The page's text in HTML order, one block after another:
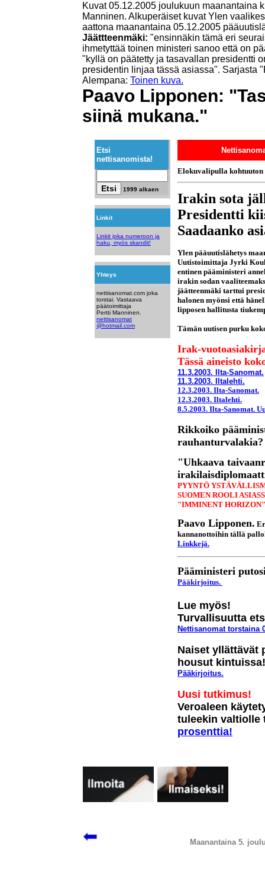
Kuvat 05.12.2005 joulukuun maanantaina
Manninen. Alkuperäiset kuvat Ylen
aattona maanantaina 05.12.2005
Jäättteenmäki: "ensinnäkin tämä eri
ihmetyttää toinen ministeri sanoo että on
"kyllä on päätetty ja tasavallan presidentti
presidentin linjaa tässä asiassa". Sarjasta
Alempana: Toinen kuva.
Paavo Lipponen:
siinä mukana."
Etsi
nettisanomista!
1999 alkaen
Linkit
Linkit joka numeroon ja
haku, myös skandit!
Yhteys
nettisanomat.com joka
torstai. Vastaava
päätoimittaja
Pertti Manninen.
nettisanomat
@hotmail.com
Elokuvalipulla
Irakin sota
Presidentti
Saadaanko
Ylen pääuutislähetys
Uutistoimittaja Jyrki
entinen pääministeri
irakin sodan
jäätteenmäki tarttui
halonen myönsi että
lipposen hallitusta
Tämän uutisen purku
Irak-
Tässä aineisto
11.3.2003. Ilta-Sanomat.
11.3.2003. Iltalehti.
12.3.2003. Ilta-Sanomat.
12.3.2003. Iltalehti.
8.5.2003. Ilta-Sanomat.
Rikkoiko
rauhanturvalakia?
"Uhkaava
PYYNTÖ
SUOMEN ROOLI
"IMMINENT
Paavo Lipponen.
kannanottoihin tällä
Linkkejä.
Pääministeri
Pääkirjoitus.
Lue myös!
Turvallisuutta
Nettisanomat torstaina
Naiset yllättävät
housut kintuissa!
Pääkirjoitus.
Uusi tutkimus!
Veroaleen
tuleekin valtiolle
prosenttia!
Maanantaina 5.